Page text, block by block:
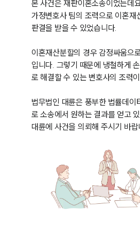
본 사건은 재판이혼소송이었는데
가정변호사 팀의 조력으로 이혼재
판결을 받을 수 있었습니다.
이혼재산분할의 경우 감정싸움으
입니다. 그렇기 때문에 냉철하게
로 해결할 수 있는 변호사의 조력
법무법인 대륜은 풍부한 법률데이
로 소송에서 원하는 결과를 얻고
대륜에 사건을 의뢰해 주시기 바랍